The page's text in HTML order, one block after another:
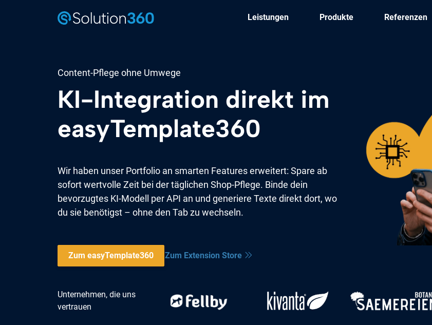
Leistungen Produkte Referenzen
Content-Pflege ohne Umwege
KI-Integration direkt im
easyTemplate360
Wir haben unser Portfolio an smarten Features erweitert: Spare ab
sofort wertvolle Zeit bei der täglichen Shop-Pflege. Binde dein
bevorzugtes KI-Modell per API an und generiere Texte direkt dort, wo
du sie benötigst – ohne den Tab zu wechseln.
Zum easyTemplate360 Zum Extension Store
Unternehmen, die uns
vertrauen